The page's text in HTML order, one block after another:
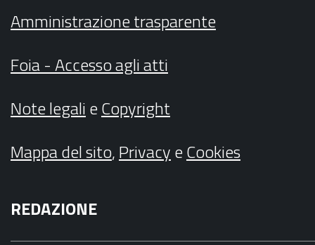
Amministrazione trasparente
Foia - Accesso agli atti
Note legalieCopyright
Mappa del sito,PrivacyeCookies
REDAZIONE